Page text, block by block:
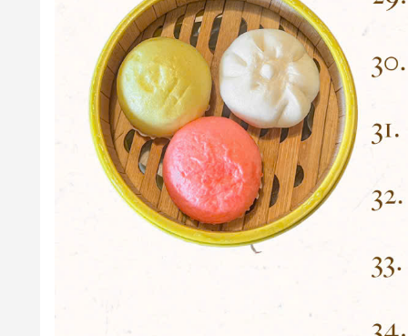
-Số khách tối thiểu trên mỗi lượt đặt bàn: từ02 người
7. Quy định về Hoá đơn: Có, cụ thể như sau:
Hoá đơn VAT:Nhà hàng luôn thu8%hoặc 10%VAT
- Hoá đơn trực tiếp: Nhà hàng không xuất hóa đơn trực
+ Đoàn khách từ10-12người: cọc200.000vnđ
+ Đoàn khách từ13-18người: cọc300.000
vnđ
+ Đoàn khách từ19-24người: cọc500.000vnđ
+ Đoàn khách từ25-40người: cọc1.000.000
40 người trở lên: cọc
- Ưu đãi được áp dụng với tất cả các ngày lễ trong năm